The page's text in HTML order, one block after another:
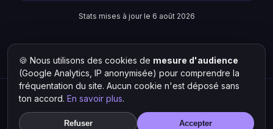
Stats mises à jour le 6 août 2026
Retour à VJ Awax Liste des artistes
Hit Lokal·L'actu rap & musique urbaine
© 2026 — Tous droits réservés ·Mentions légales·Gérer les
cookies
🍪 Nous utilisons des cookies de mesure d'audience
(Google Analytics, IP anonymisée) pour comprendre la
fréquentation du site. Aucun cookie n'est déposé sans
ton accord. En savoir plus.
Refuser Accepter